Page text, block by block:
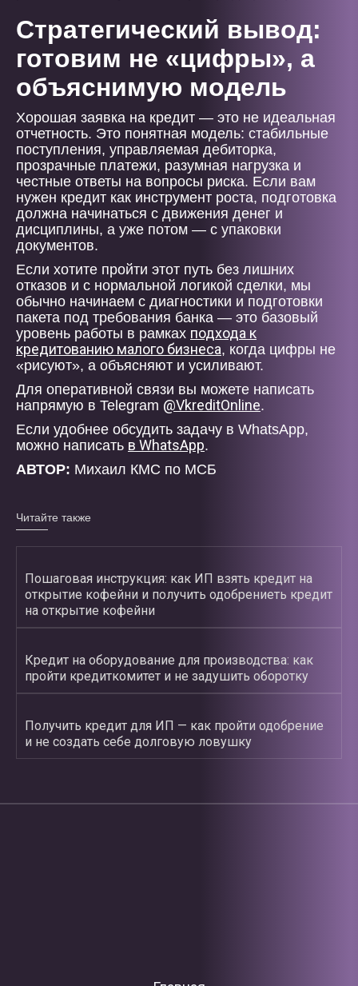
Стратегический вывод:
готовим не «цифры», а
объяснимую модель
Хорошая заявка на кредит — это не идеальная
отчетность. Это понятная модель: стабильные
поступления, управляемая дебиторка,
прозрачные платежи, разумная нагрузка и
честные ответы на вопросы риска. Если вам
нужен кредит как инструмент роста, подготовка
должна начинаться с движения денег и
дисциплины, а уже потом — с упаковки
документов.
Если хотите пройти этот путь без лишних
отказов и с нормальной логикой сделки, мы
обычно начинаем с диагностики и подготовки
пакета под требования банка — это базовый
уровень работы в рамках подхода к
кредитованию малого бизнеса, когда цифры не
«рисуют», а объясняют и усиливают.
Для оперативной связи вы можете написать
напрямую в Telegram @VkreditOnline.
Если удобнее обсудить задачу в WhatsApp,
можно написать в WhatsApp.
АВТОР: Михаил КМС по МСБ
Читайте также
Пошаговая инструкция: как ИП взять кредит на
открытие кофейни и получить одобрениеть кредит
на открытие кофейни
Кредит на оборудование для производства: как
пройти кредиткомитет и не задушить оборотку
Получить кредит для ИП — как пройти одобрение
и не создать себе долговую ловушку